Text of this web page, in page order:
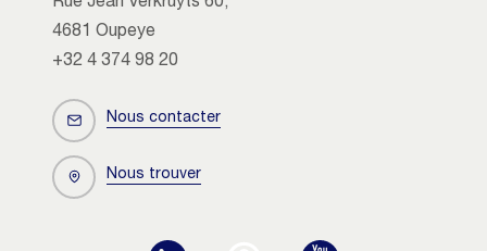
4681 Oupeye
+32 4 374 98 20
Nous contacter
Nous trouver